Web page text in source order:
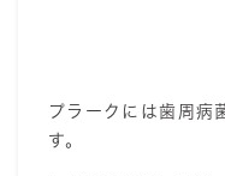
プラークには歯周病
す。